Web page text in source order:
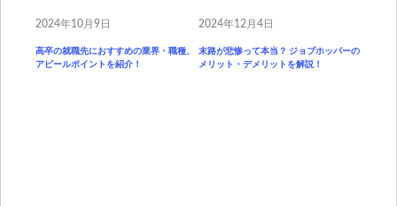
2024年10月9日
高卒の就職先におすすめの業界・職種、
アピールポイントを紹介！
2024年12月4日
末路が悲惨って本当？ ジョブホッパーの
メリット・デメリットを解説！